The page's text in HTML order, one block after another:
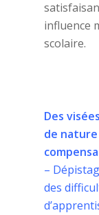
influence
scolaire.
Des
de
–
des